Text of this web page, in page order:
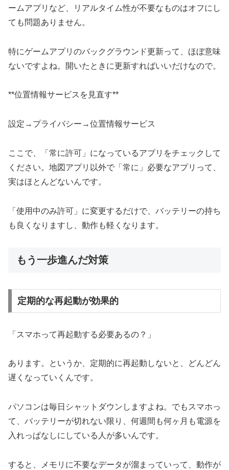
ームアプリなど、リアルタイム性が不要なものはオフにし
ても問題ありません。
特にゲームアプリのバックグラウンド更新って、ほぼ意味
ないですよね。開いたときに更新すればいいだけなので。
**位置情報サービスを見直す**
設定→プライバシー→位置情報サービス
ここで、「常に許可」になっているアプリをチェックして
ください。地図アプリ以外で「常に」必要なアプリって、
実はほとんどないんです。
「使用中のみ許可」に変更するだけで、バッテリーの持ち
も良くなりますし、動作も軽くなります。
もう一歩進んだ対策
定期的な再起動が効果的
「スマホって再起動する必要あるの？」
あります。というか、定期的に再起動しないと、どんどん
遅くなっていくんです。
パソコンは毎日シャットダウンしますよね。でもスマホっ
て、バッテリーが切れない限り、何週間も何ヶ月も電源を
入れっぱなしにしている人が多いんです。
すると、メモリに不要なデータが溜まっていって、動作が